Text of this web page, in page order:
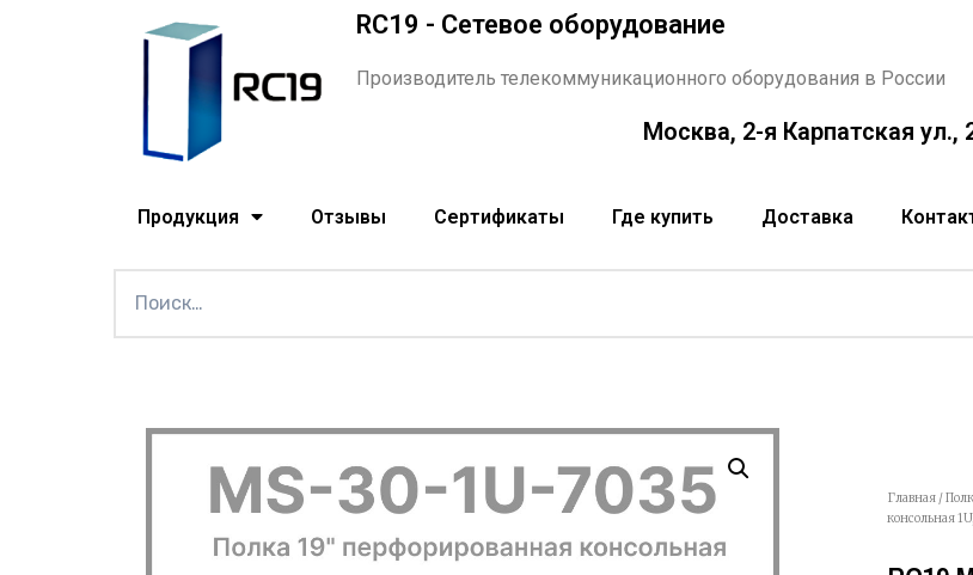
RC19 - Сетевое оборудование
Производитель телекоммуникационного оборудования в России
Москва, 2-я Карпатская ул.,
Продукция Отзывы Сертификаты Где купить Доставка
Главная /
консольная